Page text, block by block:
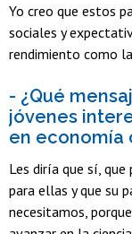
Yo creo que estos
sociales y
rendimiento como
- ¿Qué
jóvenes
en economía
Les diría que sí,
para ellas y que su
necesitamos,